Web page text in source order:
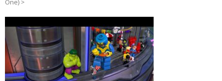
One) >